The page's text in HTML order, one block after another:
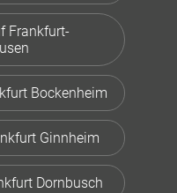
Frankfurt-
Bockenheim
Ginnheim
Dornbusch